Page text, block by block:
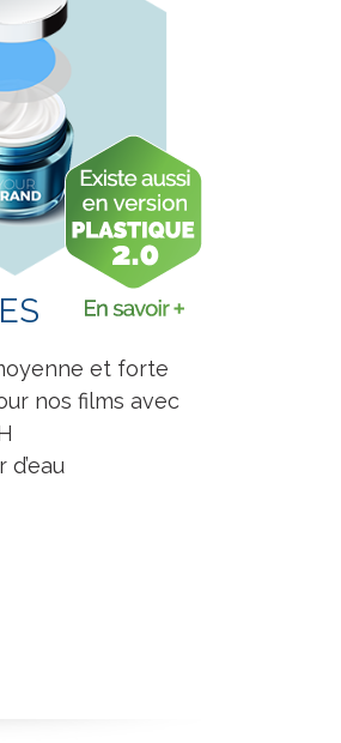
et forte
nos films avec
d’eau